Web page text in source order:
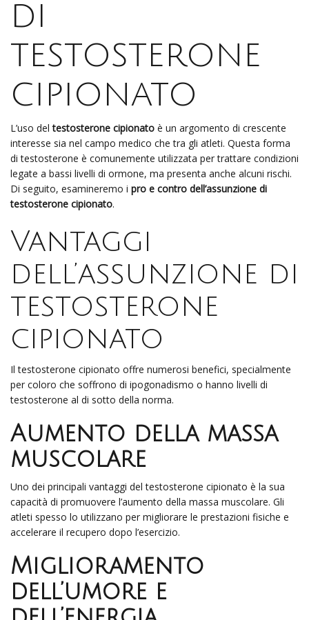
di
testosterone
cipionato
L’uso deltestosterone cipionato è un argomento di crescente
interesse sia nel campo medico che tra gli atleti. Questa forma
di testosterone è comunemente utilizzata per trattare condizioni
legate a bassi livelli di ormone, ma presenta anche alcuni rischi.
Di seguito, esamineremo i pro e contro dell’assunzione di
testosterone cipionato.
Vantaggi
dell’assunzione di
testosterone
cipionato
Il testosterone cipionato offre numerosi benefici, specialmente
per coloro che soffrono di ipogonadismo o hanno livelli di
testosterone al di sotto della norma.
Aumento della massa
muscolare
Uno dei principali vantaggi del testosterone cipionato è la sua
capacità di promuovere l’aumento della massa muscolare. Gli
atleti spesso lo utilizzano per migliorare le prestazioni fisiche e
accelerare il recupero dopo l’esercizio.
Miglioramento
dell’umore e